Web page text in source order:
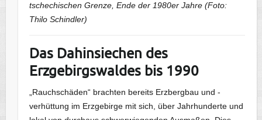
tschechischen Grenze, Ende der 1980er Jahre (Foto:
Thilo Schindler)
Das Dahinsiechen des
Erzgebirgswaldes bis 1990
„Rauchschäden“ brachten bereits Erzbergbau und -
verhüttung im Erzgebirge mit sich, über Jahrhunderte und